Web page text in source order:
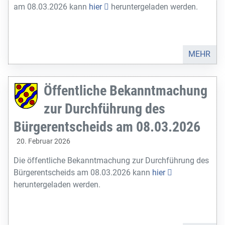
am 08.03.2026 kann hier heruntergeladen werden.
MEHR
Öffentliche Bekanntmachung
zur Durchführung des
Bürgerentscheids am 08.03.2026
20. Februar 2026
Die öffentliche Bekanntmachung zur Durchführung des
Bürgerentscheids am 08.03.2026 kann hier
heruntergeladen werden.